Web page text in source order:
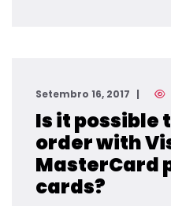
Setembro 16, 2017
Is it possible
order with
MasterCard
cards?